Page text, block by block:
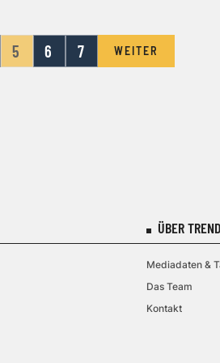
5 6 7 WEITER
ÜBER
Mediadaten &
Das Team
Kontakt